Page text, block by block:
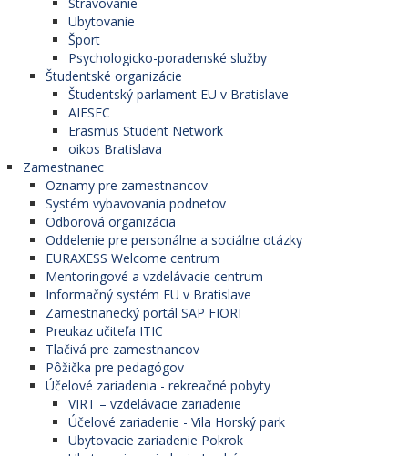
Ubytovanie
Šport
Psychologicko-poradenské služby
Študentské organizácie
Študentský parlament EU v Bratislave
AIESEC
Erasmus Student Network
oikos Bratislava
Zamestnanec
Oznamy pre zamestnancov
Systém vybavovania podnetov
Odborová organizácia
Oddelenie pre personálne a sociálne otázky
EURAXESS Welcome centrum
Mentoringové a vzdelávacie centrum
Informačný systém EU v Bratislave
Zamestnanecký portál SAP FIORI
Preukaz učiteľa ITIC
Tlačivá pre zamestnancov
Pôžička pre pedagógov
Účelové zariadenia - rekreačné pobyty
VIRT – vzdelávacie zariadenie
Účelové zariadenie - Vila Horský park
Ubytovacie zariadenie Pokrok